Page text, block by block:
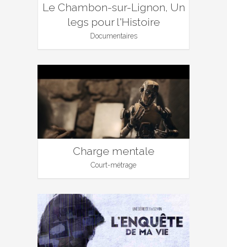
Le Chambon-sur-Lignon, Un
legs pour l'Histoire
Documentaires
Charge mentale
Court-métrage